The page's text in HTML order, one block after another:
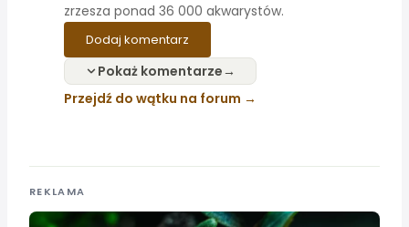
zrzesza ponad 36 000 akwarystów.
Dodaj komentarz
Pokaż komentarze
Przejdź do wątku na forum
REKLAMA